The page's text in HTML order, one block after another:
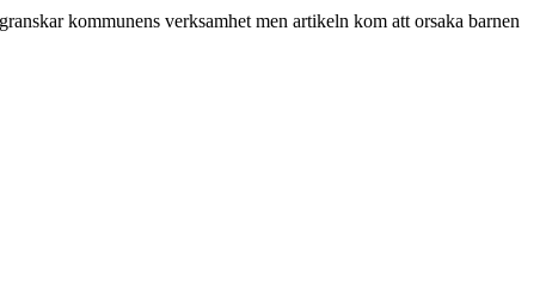
kommunens verksamhet men artikeln kom att orsaka barnen